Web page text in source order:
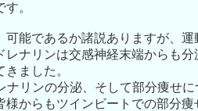
。
可能であるか諸説ありますが、
レナリンは交感神経末端からも
ました。
ナリンの分泌、そして部分痩せ
様からもツインビートでの部分